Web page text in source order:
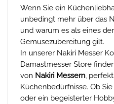
Wenn Sie ein
unbedingt mehr über das
und warum es als eines
Gemüsezubereitung gilt.
In unserer Nakiri Messer
Damastmesser Store
von Nakiri Messern,
Küchenbedürfnisse. Ob
oder ein begeisterter